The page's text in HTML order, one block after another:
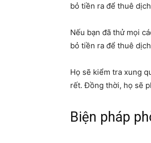
bỏ tiền ra để thuê
Nếu bạn đã thử mọi
bỏ tiền ra để thuê
Họ sẽ kiểm tra xung
rết. Đồng thời, họ sẽ
Biện pháp